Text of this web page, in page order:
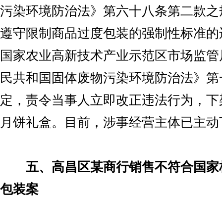
污染环境防治法》第六十八条第二款
遵守限制商品过度包装的强制性标准
国家农业高新技术产业示范区市场监
民共和国固体废物污染环境防治法》
定，责令当事人立即改正违法行为，
月饼礼盒。目前，涉事经营主体已主
五、高昌区某商行销售不符合国家
包装案